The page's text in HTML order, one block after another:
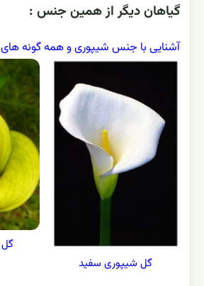
گياهان ديگر از همين جنس :
آشنایی با جنس شیپوری و همه گونه
گل شیپوری سفید